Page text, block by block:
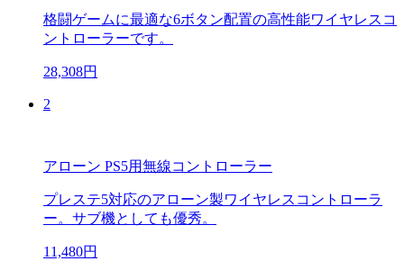
格闘ゲームに最適な6ボタン配置の高性能ワイヤレスコ
ントローラーです。
28,308円
2
アローン PS5用無線コントローラー
プレステ5対応のアローン製ワイヤレスコントローラ
ー。サブ機としても優秀。
11,480円